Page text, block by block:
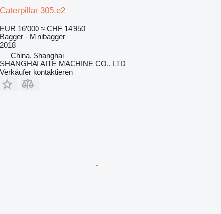
Caterpillar 305.e2
EUR 16’000 ≈ CHF 14’950
Bagger - Minibagger
2018
China, Shanghai
SHANGHAI AITE MACHINE CO., LTD
Verkäufer kontaktieren